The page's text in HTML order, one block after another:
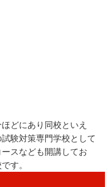
どにあり同校といえ
験対策専門学校として
スなども開講してお
す。